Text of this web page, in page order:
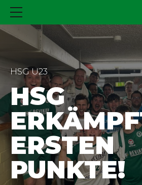
HSG U23
HSG
ERSTEN
PUNKTE!